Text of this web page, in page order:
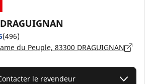
(496)
du Peuple, 83300 DRAGUIGNAN
le revendeur